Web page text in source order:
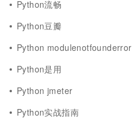
Python流畅
Python豆瓣
Python modulenotfounderror
Python是用
Python jmeter
Python实战指南